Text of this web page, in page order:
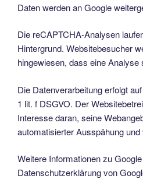
Daten werden an Google
Die reCAPTCHA-Analysen
Hintergrund. Websitebesucher
hingewiesen, dass eine Analyse
Die Datenverarbeitung erfolgt
1 lit. f DSGVO. Der
Interesse daran, seine
automatisierter Ausspähung
Weitere Informationen zu
Datenschutzerklärung von